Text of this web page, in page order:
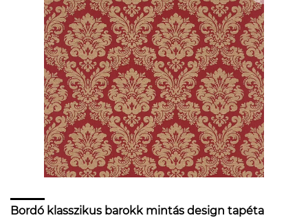
Bordó klasszikus barokk mintás design tapéta